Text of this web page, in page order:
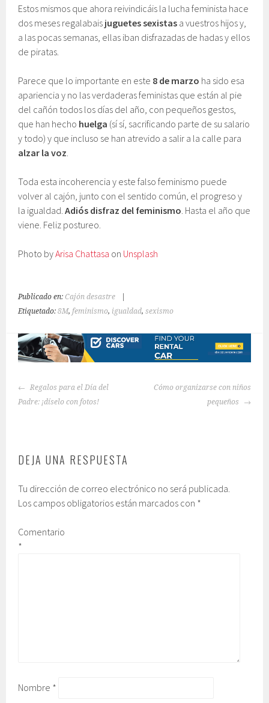
Estos mismos que ahora reivindicáis la lucha feminista hace
dos meses regalabais juguetes sexistas a vuestros hijos y,
a las pocas semanas, ellas iban disfrazadas de hadas y ellos
de piratas.
Parece que lo importante en este 8 de marzo ha sido esa
apariencia y no las verdaderas feministas que están al pie
del cañón todos los días del año, con pequeños gestos,
que han hecho huelga (sí sí, sacrificando parte de su salario
y todo) y que incluso se han atrevido a salir a la calle para
alzar la voz.
Toda esta incoherencia y este falso feminismo puede
volver al cajón, junto con el sentido común, el progreso y
la igualdad.Adiós disfraz del feminismo. Hasta el año que
viene. Feliz postureo.
Photo byArisa Chattasa on Unsplash
Publicado en:Cajón desastre
Etiquetado:8M,feminismo, igualdad,sexismo
NAVEGACIÓN
DE
Regalos para el Día del
Padre: ¡díselo con fotos!
Cómo organizarse con niños
pequeños
DEJA UNA RESPUESTA
Tu dirección de correo electrónico no será publicada.
Los campos obligatorios están marcados con *
Comentario
*
Nombre *